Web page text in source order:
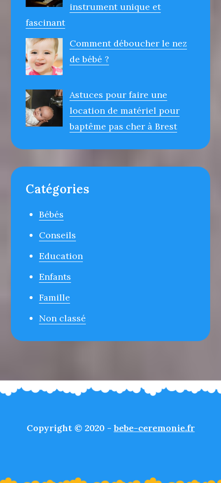
instrument unique et
fascinant
Comment déboucher le nez
de bébé ?
Astuces pour faire une
location de matériel pour
baptême pas cher à Brest
Catégories
Bébés
Conseils
Education
Enfants
Famille
Non classé
Copyright © 2020 -bebe-ceremonie.fr